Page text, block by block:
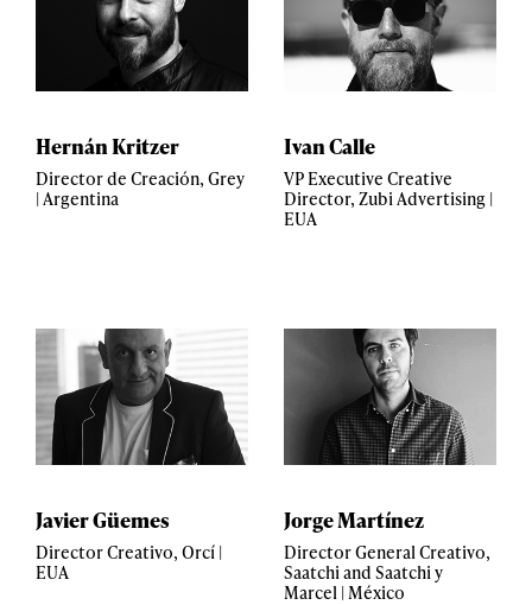
Hernán Kritzer
Director de Creación, Grey
| Argentina
Ivan Calle
VP Executive Creative
Director, Zubi Advertising |
EUA
Javier Güemes
Director Creativo, Orcí |
EUA
Jorge Martínez
Director General Creativo,
Saatchi and Saatchi y
Marcel | México